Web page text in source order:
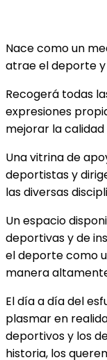
Nace como un
atrae el deporte
Recogerá todas
expresiones
mejorar la calidad
Una vitrina de
deportistas y
las diversas
Un espacio
deportivas y de
el deporte como
manera
El día a día del
plasmar en
deportivos y los
historia, los